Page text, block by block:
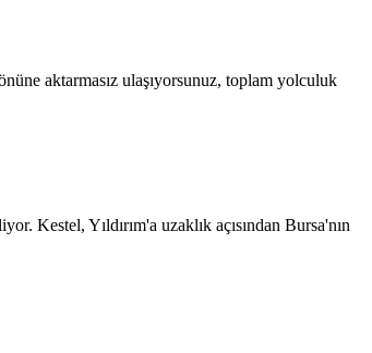
aktarmasız ulaşıyorsunuz, toplam yolculuk
Kestel, Yıldırım'a uzaklık açısından Bursa'nın